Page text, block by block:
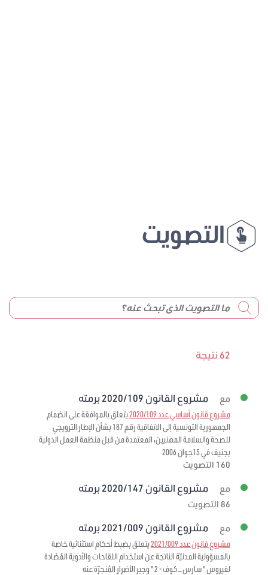
التصويت
62 نتيجة
مع مشروع القانون 2020/109 برمته
مشروع قانون أساسي عدد 2020/109
يتعلق بالموافقة على انضمام
الجمهورية التونسية إلى الاتفاقية رقم 187 بشأن الإطار الترويجي
للصحة والسلامة المهنيين، المعتمدة من قبل منظمة العمل الدولية
بجنيف في 15جوان 2006
160 التصويت
مع مشروع القانون 2020/147 برمته
86 التصويت
مع مشروع القانون 2021/009 برمته
مشروع قانون عدد 2021/009
يتعلق بضبط أحكام استثنائية خاصة
بالمسؤولية المدنيّة الناتجة عن استخدام اللقاحات والأدوية المُضادة
لفيروس " سارس – كوف - 2 " وجبر الأضرار المُنجرّة عنه